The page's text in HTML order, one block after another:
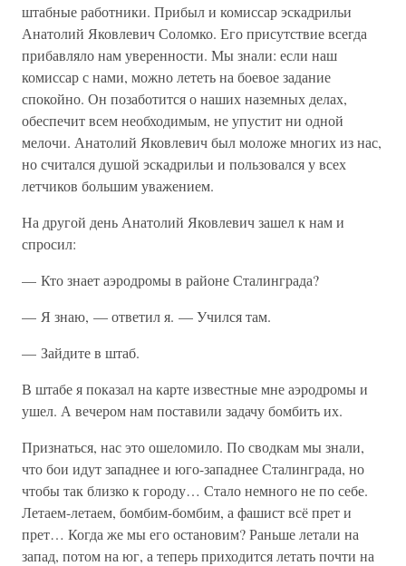
штабные работники. Прибыл и комиссар эскадрильи
Анатолий Яковлевич Соломко. Его присутствие всегда
прибавляло нам уверенности. Мы знали: если наш
комиссар с нами, можно лететь на боевое задание
спокойно. Он позаботится о наших наземных делах,
обеспечит всем необходимым, не упустит ни одной
мелочи. Анатолий Яковлевич был моложе многих из нас,
но считался душой эскадрильи и пользовался у всех
летчиков большим уважением.
На другой день Анатолий Яковлевич зашел к нам и
спросил:
— Кто знает аэродромы в районе Сталинграда?
— Я знаю, — ответил я. — Учился там.
— Зайдите в штаб.
В штабе я показал на карте известные мне аэродромы и
ушел. А вечером нам поставили задачу бомбить их.
Признаться, нас это ошеломило. По сводкам мы знали,
что бои идут западнее и юго-западнее Сталинграда, но
чтобы так близко к городу… Стало немного не по себе.
Летаем-летаем, бомбим-бомбим, а фашист всё прет и
прет… Когда же мы его остановим? Раньше летали на
запад, потом на юг, а теперь приходится летать почти на